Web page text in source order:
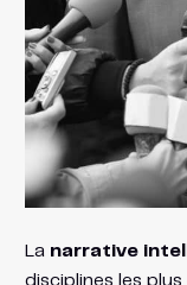
La narrative
disciplines les